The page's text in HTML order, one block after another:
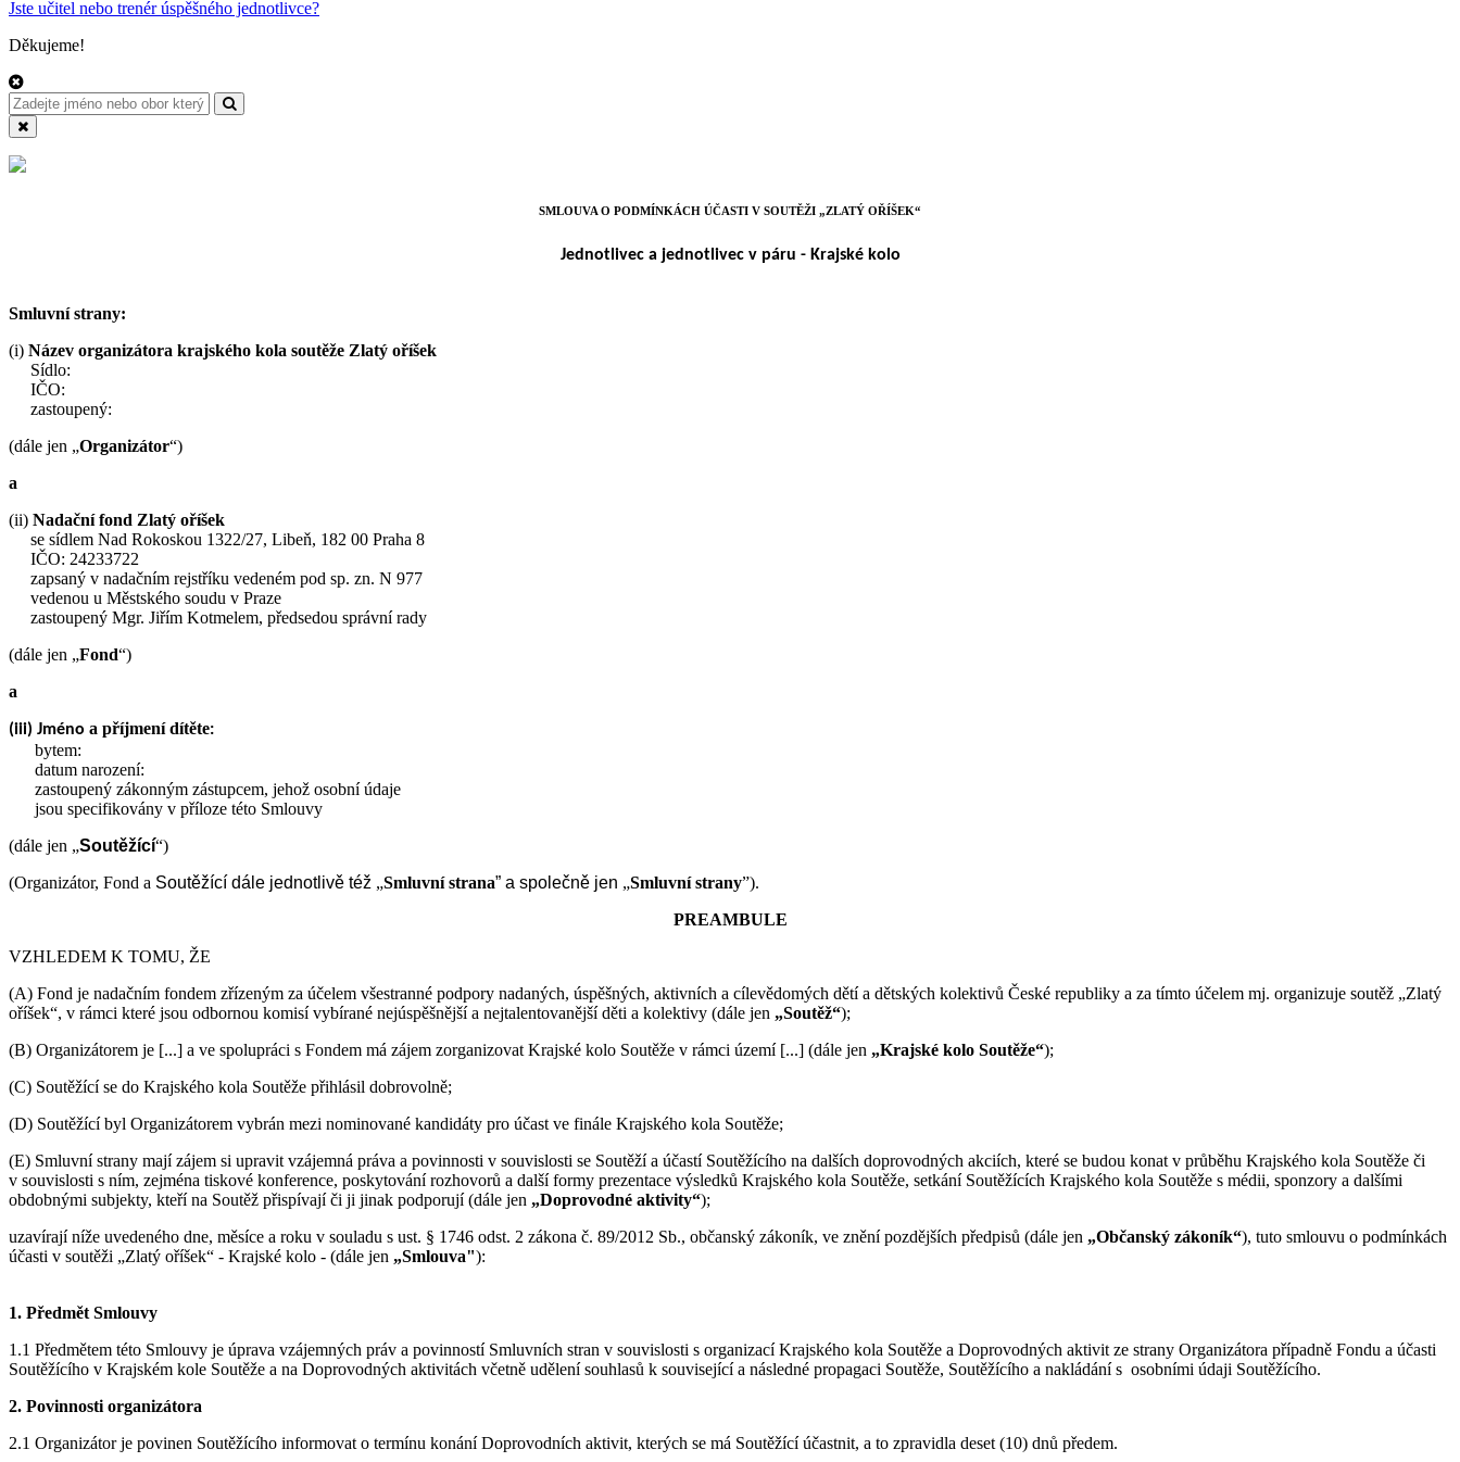
Jste učitel nebo trenér úspěšného jednotlivce?
Děkujeme!
SMLOUVA O PODMÍNKÁCH ÚČASTI V SOUTĚŽI „ZLATÝ OŘÍŠEK“
Jednotlivec a jednotlivec v páru - Krajské kolo
Smluvní strany:
(i) Název organizátora krajského kola soutěže Zlatý oříšek
Sídlo:
IČO:
zastoupený:
(dále jen „Organizátor“)
a
(ii) Nadační fond Zlatý oříšek
se sídlem Nad Rokoskou 1322/27, Libeň, 182 00 Praha 8
IČO: 24233722
zapsaný v nadačním rejstříku vedeném pod sp. zn. N 977
vedenou u Městského soudu v Praze
zastoupený Mgr. Jiřím Kotmelem, předsedou správní rady
(dále jen „Fond“)
a
(iii) Jméno a příjmení dítěte:
bytem:
datum narození:
zastoupený zákonným zástupcem, jehož osobní údaje
jsou specifikovány v příloze této Smlouvy
(dále jen „Soutěžící“)
(Organizátor, Fond a Soutěžící dále jednotlivě též „Smluvní strana” a společně jen „Smluvní strany”).
PREAMBULE
VZHLEDEM K TOMU, ŽE
(A) Fond je nadačním fondem zřízeným za účelem všestranné podpory nadaných, úspěšných, aktivních a cílevědomých dětí a dětských kolektivů České republiky a za tímto účelem mj. organizuje soutěž „Zlatý
oříšek“, v rámci které jsou odbornou komisí vybírané nejúspěšnější a nejtalentovanější děti a kolektivy (dále jen „Soutěž“);
(B) Organizátorem je [...] a ve spolupráci s Fondem má zájem zorganizovat Krajské kolo Soutěže v rámci území [...] (dále jen „Krajské kolo Soutěže“);
(C) Soutěžící se do Krajského kola Soutěže přihlásil dobrovolně;
(D) Soutěžící byl Organizátorem vybrán mezi nominované kandidáty pro účast ve finále Krajského kola Soutěže;
(E) Smluvní strany mají zájem si upravit vzájemná práva a povinnosti v souvislosti se Soutěží a účastí Soutěžícího na dalších doprovodných akciích, které se budou konat v průběhu Krajského kola Soutěže či
v souvislosti s ním, zejména tiskové konference, poskytování rozhovorů a další formy prezentace výsledků Krajského kola Soutěže, setkání Soutěžících Krajského kola Soutěže s médii, sponzory a dalšími
obdobnými subjekty, kteří na Soutěž přispívají či ji jinak podporují (dále jen „Doprovodné aktivity“);
uzavírají níže uvedeného dne, měsíce a roku v souladu s ust. § 1746 odst. 2 zákona č. 89/2012 Sb., občanský zákoník, ve znění pozdějších předpisů (dále jen „Občanský zákoník“), tuto smlouvu o podmínkách
účasti v soutěži „Zlatý oříšek“ - Krajské kolo - (dále jen „Smlouva"):
1. Předmět Smlouvy
1.1 Předmětem této Smlouvy je úprava vzájemných práv a povinností Smluvních stran v souvislosti s organizací Krajského kola Soutěže a Doprovodných aktivit ze strany Organizátora případně Fondu a účasti
Soutěžícího v Krajském kole Soutěže a na Doprovodných aktivitách včetně udělení souhlasů k související a následné propagaci Soutěže, Soutěžícího a nakládání s osobními údaji Soutěžícího.
2. Povinnosti organizátora
2.1 Organizátor je povinen Soutěžícího informovat o termínu konání Doprovodních aktivit, kterých se má Soutěžící účastnit, a to zpravidla deset (10) dnů předem.